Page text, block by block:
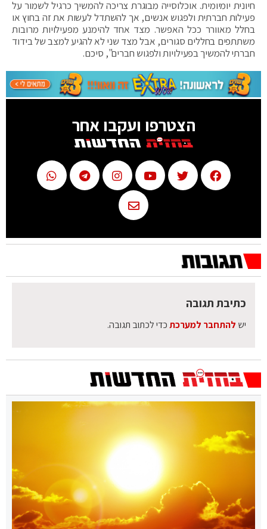
חיונית יומיומית. אוכלוסייה מבוגרת צריכה להמשיך כרגיל לשמור על
פעילות חברתית ולפגוש אנשים, אך להשתדל לעשות את זה בחוץ או
בחלל מאוורר ככל האפשר. מצד אחד להימנע מפעילויות מרובות
משתתפים בחללים סגורים, אבל מצד שני לא להגיע למצב של בידוד
חברתי להמשיך בפעילויות ולפגוש חברים", סיכם.
הצטרפו ועקבו אחר
כתיבת תגובה
יש להתחבר למערכתכדי לכתוב תגובה.